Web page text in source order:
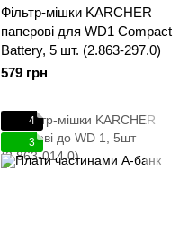
Фільтр-мішки KARCHER
паперові для WD1 Compact
Battery, 5 шт. (2.863-297.0)
579 грн
4
3